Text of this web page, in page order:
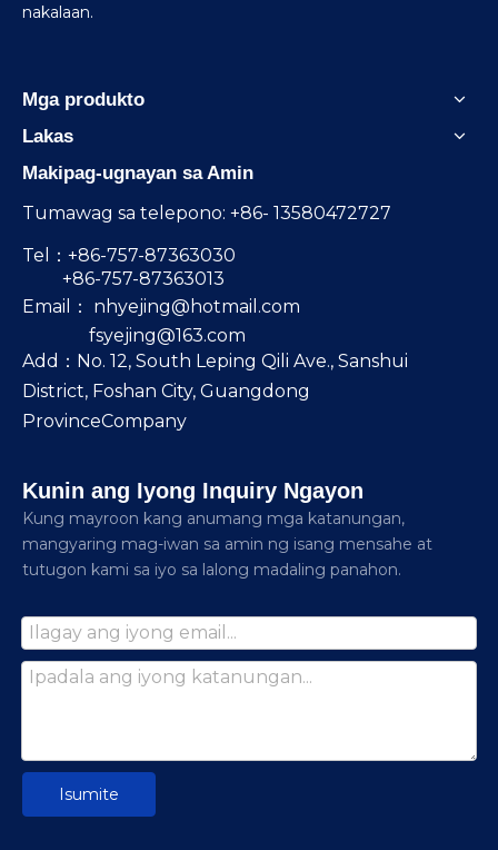
nakalaan.
Mga produkto
Lakas
Makipag-ugnayan sa Amin
Tumawag sa telepono: +86- 13580472727
Tel：+86-757-87363030
+86-757-87363013
Email： nhyejing@hotmail.com
fsyejing@163.com
Add：No. 12, South Leping Qili Ave., Sanshui
District, Foshan City, Guangdong
ProvinceCompany
Kunin ang Iyong Inquiry Ngayon
Kung mayroon kang anumang mga katanungan,
mangyaring mag-iwan sa amin ng isang mensahe at
tutugon kami sa iyo sa lalong madaling panahon.
Isumite